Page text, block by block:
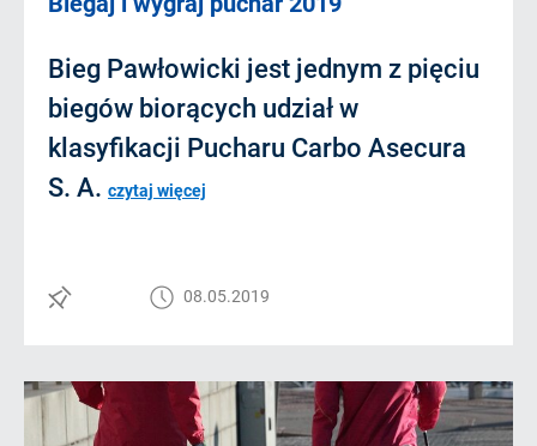
Bieg Pawłowicki jest jednym z pięciu
biegów biorących udział w
klasyfikacji Pucharu Carbo Asecura
S. A. czytaj więcej
08.05.2019